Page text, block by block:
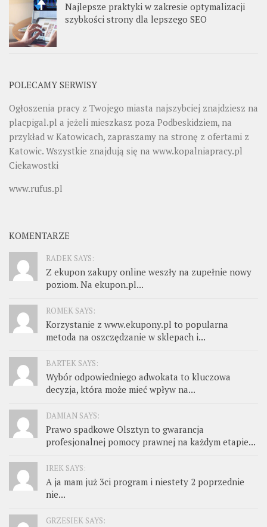
Najlepsze praktyki w zakresie optymalizacji
szybkości strony dla lepszego SEO
POLECAMY SERWISY
Ogłoszenia pracy z Twojego miasta najszybciej znajdziesz na
placpigal.pl a jeżeli mieszkasz poza Podbeskidziem, na
przykład w Katowicach, zapraszamy na stronę z ofertami z
Katowic. Wszystkie znajdują się na www.kopalniapracy.pl
Ciekawostki
www.rufus.pl
KOMENTARZE
RADEK SAYS:
Z ekupon zakupy online weszły na zupełnie nowy
poziom. Na ekupon.pl...
ROMEK SAYS:
Korzystanie z www.ekupony.pl to popularna
metoda na oszczędzanie w sklepach i...
BARTEK SAYS:
Wybór odpowiedniego adwokata to kluczowa
decyzja, która może mieć wpływ na...
DAMIAN SAYS:
Prawo spadkowe Olsztyn to gwarancja
profesjonalnej pomocy prawnej na każdym etapie...
IREK SAYS:
A ja mam już 3ci program i niestety 2 poprzednie
nie...
GRZESIEK SAYS: